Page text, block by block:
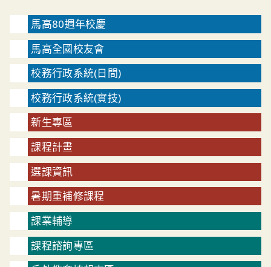
馬高80週年校慶
馬高全國校友會
校務行政系統(日間)
校務行政系統(實技)
新生專區
課程計畫
選課資訊
暑期重補修課程
課業輔導
課程諮詢專區